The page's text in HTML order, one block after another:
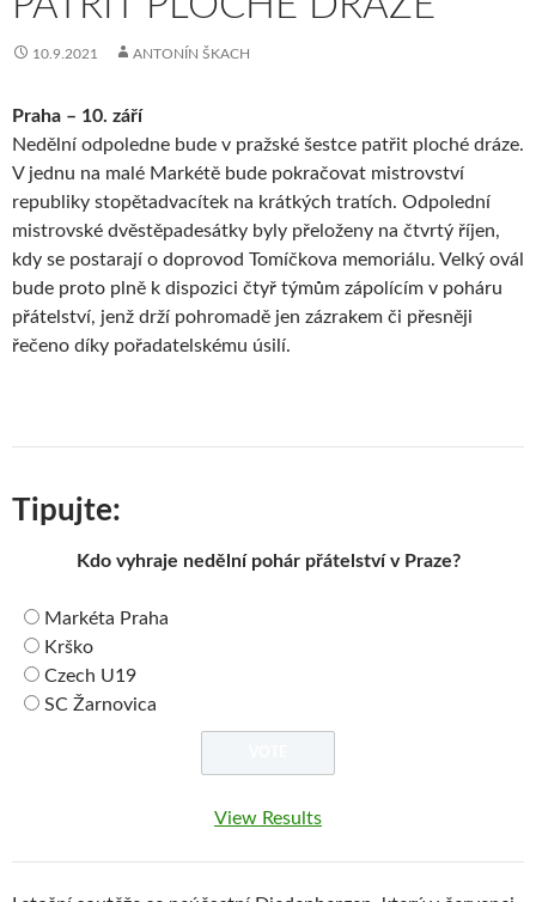
10.9.2021 ANTONÍN ŠKACH
Praha – 10. září
Nedělní odpoledne bude v pražské šestce patřit ploché dráze.
V jednu na malé Markétě bude pokračovat mistrovství
republiky stopětadvacítek na krátkých tratích. Odpolední
mistrovské dvěstěpadesátky byly přeloženy na čtvrtý říjen,
kdy se postarají o doprovod Tomíčkova memoriálu. Velký ovál
bude proto plně k dispozici čtyř týmům zápolícím v poháru
přátelství, jenž drží pohromadě jen zázrakem či přesněji
řečeno díky pořadatelskému úsilí.
Tipujte:
Kdo vyhraje nedělní pohár přátelství v Praze?
Markéta Praha
Krško
Czech U19
SC Žarnovica
View Results